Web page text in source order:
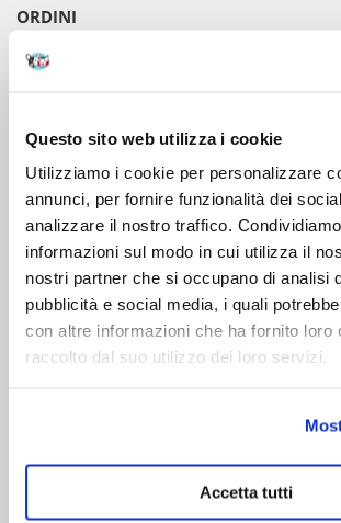
Questo sito web utilizza i cookie
Utilizziamo i cookie per personalizzare
annunci, per fornire funzionalità dei
analizzare il nostro traffico.
informazioni sul modo in cui utilizza il
nostri partner che si occupano di analisi
pubblicità e social media, i quali
con altre informazioni che ha fornito loro
raccolto dal suo utilizzo dei loro servizi.
Accetta tutti
ORDINI
DOPO L'ACQUISTO
VIENI A CONOSCERCI